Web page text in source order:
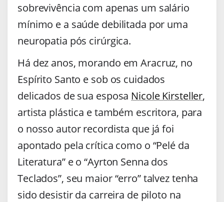
sobrevivência com apenas um salário
mínimo e a saúde debilitada por uma
neuropatia pós cirúrgica.
Há dez anos, morando em Aracruz, no
Espírito Santo e sob os cuidados
delicados de sua esposa Nicole Kirsteller,
artista plástica e também escritora, para
o nosso autor recordista que já foi
apontado pela crítica como o “Pelé da
Literatura” e o “Ayrton Senna dos
Teclados”, seu maior “erro” talvez tenha
sido desistir da carreira de piloto na